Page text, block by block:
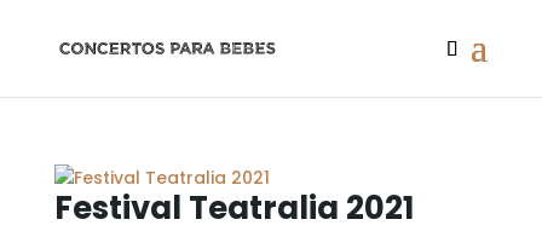
Festival Teatralia 2021